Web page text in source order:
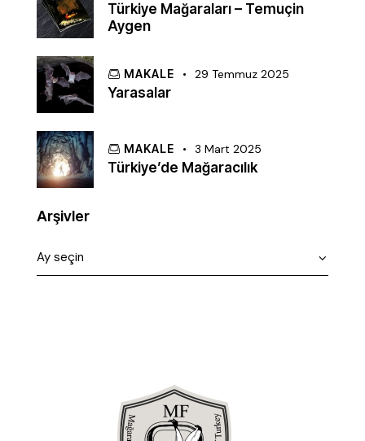
Türkiye Mağaraları – Temuçin
Aygen
MAKALE 29 Temmuz 2025
Yarasalar
MAKALE 3 Mart 2025
Türkiye’de Mağaracılık
Arşivler